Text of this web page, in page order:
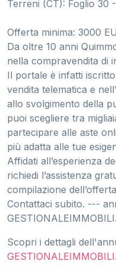
Terreni (CT): Foglio 30
Offerta minima: 3000
Da oltre 10 anni
nella compravendita di
Il portale è infatti
vendita telematica e
allo svolgimento della
puoi scegliere tra
partecipare alle aste
più adatta alle tue
Affidati all’esperienza
richiedi l’assistenza
compilazione
Contattaci subito. ---
Scopri i dettagli